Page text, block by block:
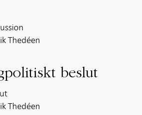
Thedéen
beslut
Thedéen